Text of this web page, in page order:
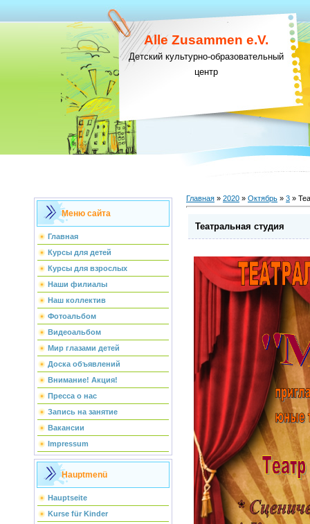
Alle Zusammen e.V.
Детский культурно-образовательный
центр
Меню сайта
Главная
Курсы для детей
Курсы для взрослых
Наши филиалы
Наш коллектив
Фотоальбом
Видеоальбом
Мир глазами детей
Доска объявлений
Внимание! Акция!
Пресса о нас
Запись на занятие
Вакансии
Impressum
Hauptmenü
Hauptseite
Kurse für Kinder
Главная » 2020 » Октябрь » 3 »
Театральная студия